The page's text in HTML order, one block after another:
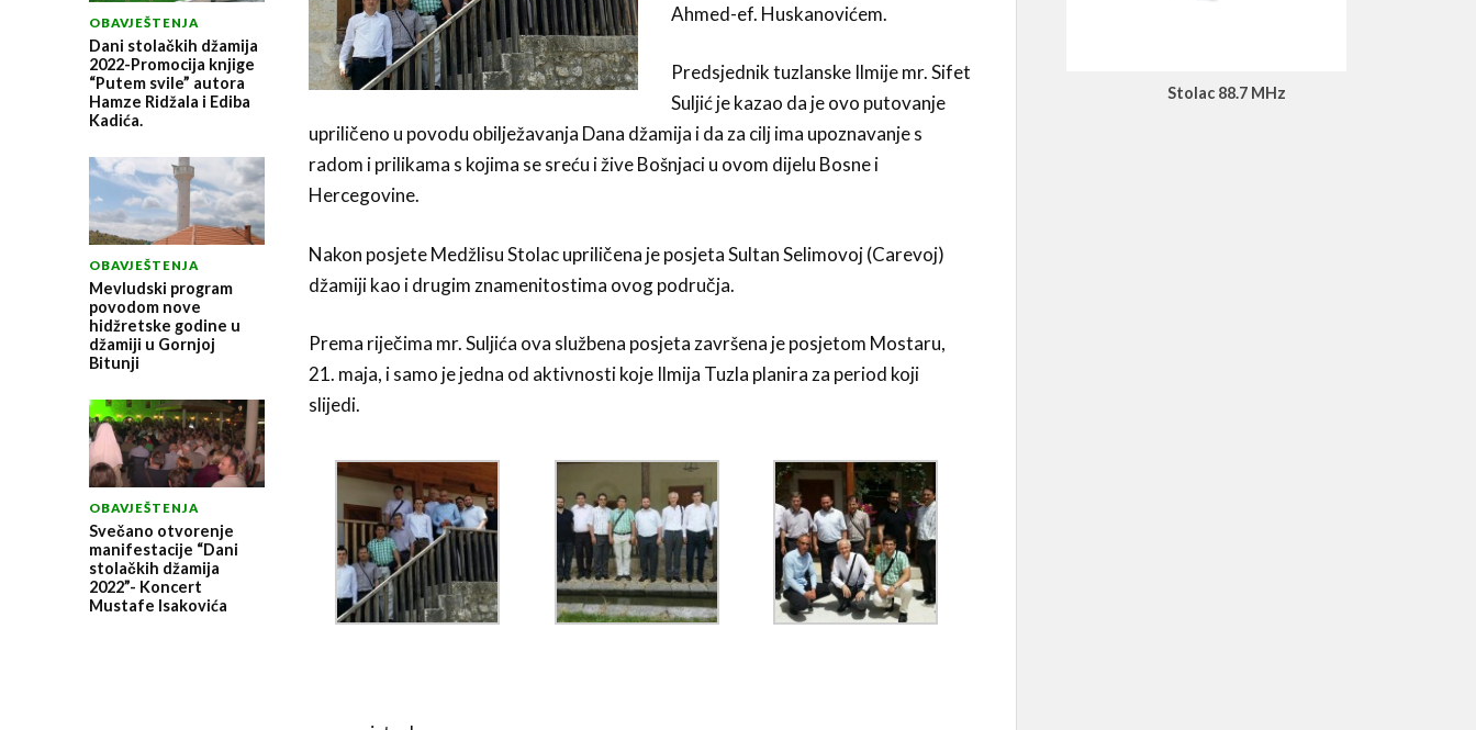
OBAVJEŠTENJA
Dani stolačkih džamija
2022-Promocija knjige
“Putem svile” autora
Hamze Ridžala i Ediba
Kadića.
OBAVJEŠTENJA
Mevludski program
povodom nove
hidžretske godine u
džamiji u Gornjoj
Bitunji
OBAVJEŠTENJA
Svečano otvorenje
manifestacije “Dani
stolačkih džamija
2022”- Koncert
Mustafe Isakovića
Ahmed-ef. Huskanovićem.
Predsjednik tuzlanske Ilmije mr. Sifet
Suljić je kazao da je ovo putovanje
upriličeno u povodu obilježavanja Dana džamija i da za cilj ima upoznavanje s
radom i prilikama s kojima se sreću i žive Bošnjaci u ovom dijelu Bosne i
Hercegovine.
Nakon posjete Medžlisu Stolac upriličena je posjeta Sultan Selimovoj (Carevoj)
džamiji kao i drugim znamenitostima ovog područja.
Prema riječima mr. Suljića ova službena posjeta završena je posjetom Mostaru,
21. maja, i samo je jedna od aktivnosti koje Ilmija Tuzla planira za period koji
slijedi.
Stolac 88.7 MHz